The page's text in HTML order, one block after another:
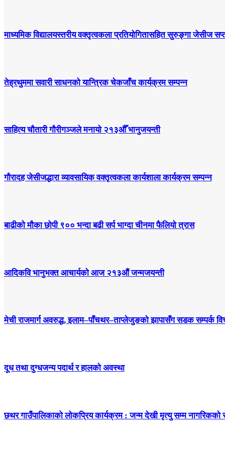
माध्यमिक विद्यालयस्तरीय वक्तृत्वकला प्रतियोगितासहित सुरुङ्गा जेसीज
तेह्रथुममा सवारी साधनको यान्त्रिक चेकजाँच कार्यक्रम सम्पन्न
साहित्य चौतारी गौरीगञ्जले मनायो २१३औँ भानुजयन्ती
गौरादह जेसीजद्धारा व्यावसायिक वक्तृत्वकला कार्यशाला कार्यक्रम सम्पन्न
बाढीको मौका छोपी ९०० भन्दा बढी सर्प भाग्दा चीनमा फैलियो त्रास
आदिकवि भानुभक्त आचार्यको आज २१३औं जन्मजयन्ती
मेची राजमार्ग अवरुद्ध, इलाम–पाँचथर–ताप्लेजुङको झापासँग सडक सम्पर्क
दूध तथा दुग्धजन्य पदार्थ र हालको अवस्था
छथर गाउँपालिकाको लोकप्रिय कार्यक्रम : जन्म देखी मृत्यु सम्म नागरिकको